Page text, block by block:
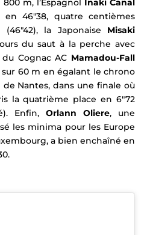
800 m, l’Espagnol
Inaki Canal
en 46″38, quatre centièmes
(46″42), la Japonaise Misaki
du saut à la perche avec
Cognac AC Mamadou-Fall
sur 60 m en égalant le chrono
Nantes, dans une finale où
la quatrième place en 6″72
. Enfin, Orlann Oliere, une
les minima pour les Europe
a bien enchaîné en